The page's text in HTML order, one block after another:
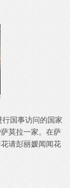
国事访问的国家
莫拉一家。在萨
请彭丽媛闻闻花